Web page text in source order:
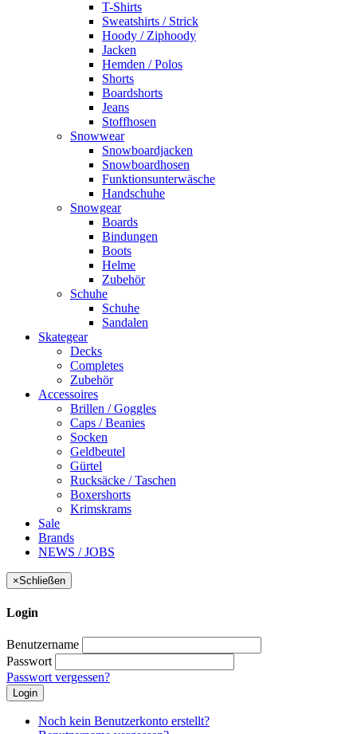
T-Shirts
Sweatshirts / Strick
Hoody / Ziphoody
Jacken
Hemden / Polos
Shorts
Boardshorts
Jeans
Stoffhosen
Snowwear
Snowboardjacken
Snowboardhosen
Funktionsunterwäsche
Handschuhe
Snowgear
Boards
Bindungen
Boots
Helme
Zubehör
Schuhe
Schuhe
Sandalen
Skategear
Decks
Completes
Zubehör
Accessoires
Brillen / Goggles
Caps / Beanies
Socken
Geldbeutel
Gürtel
Rucksäcke / Taschen
Boxershorts
Krimskrams
Sale
Brands
NEWS / JOBS
×Schließen
Login
Benutzername
Passwort
Passwort vergessen?
Login
Noch kein Benutzerkonto erstellt?